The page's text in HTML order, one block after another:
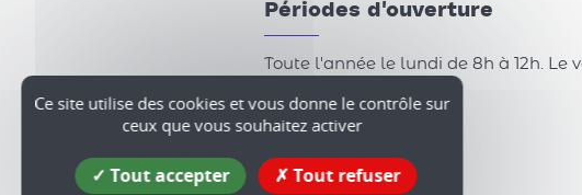
Périodes d'ouverture
Toute l'année le lundi de 8h à 12h. Le
Tarif
Accès libre.
Ce site utilise des cookies et vous donne le contrôle sur
ceux que vous souhaitez activer
Tout accepter
Tout refuser